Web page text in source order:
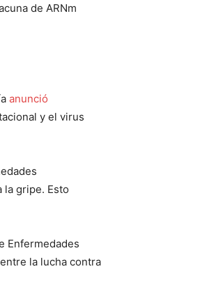
de ARNm
anunció
y el virus
la gripe. Esto
Enfermedades
la lucha contra